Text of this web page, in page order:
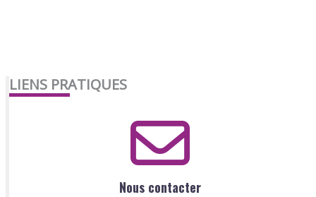
LIENS PRATIQUES
Nous contacter